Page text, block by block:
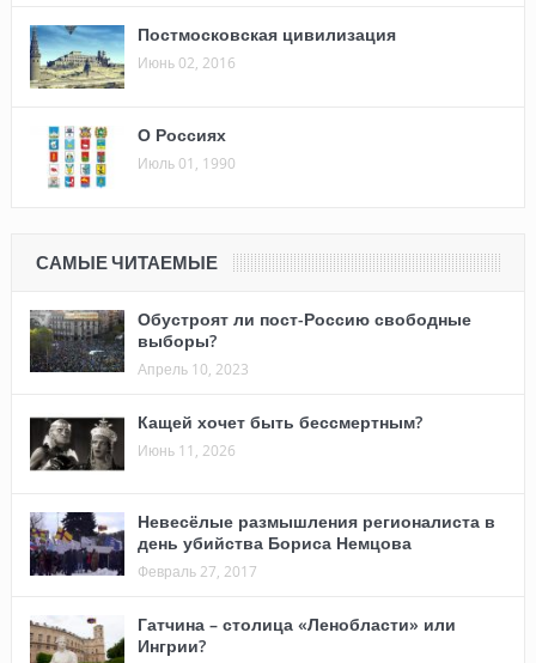
Постмосковская цивилизация
Июнь 02, 2016
О Россиях
Июль 01, 1990
САМЫЕ ЧИТАЕМЫЕ
Обустроят ли пост-Россию свободные
выборы?
Апрель 10, 2023
Кащей хочет быть бессмертным?
Июнь 11, 2026
Невесёлые размышления регионалиста в
день убийства Бориса Немцова
Февраль 27, 2017
Гатчина – столица «Ленобласти» или
Ингрии?